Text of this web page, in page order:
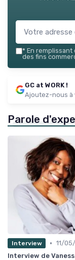
* En remplissant
des fins
GC at WORK !
Ajoutez-nous à
Parole
Interview • 11/
Interview de